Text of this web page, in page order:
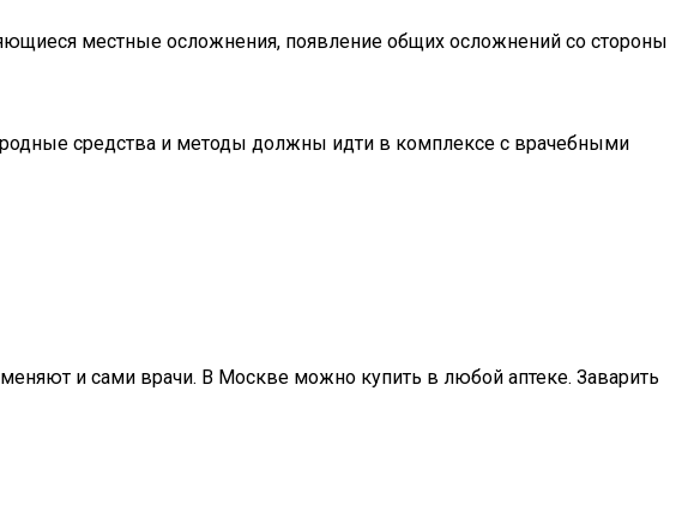
местные осложнения, появление общих осложнений со стороны
средства и методы должны идти в комплексе с врачебными
и сами врачи. В Москве можно купить в любой аптеке. Заварить